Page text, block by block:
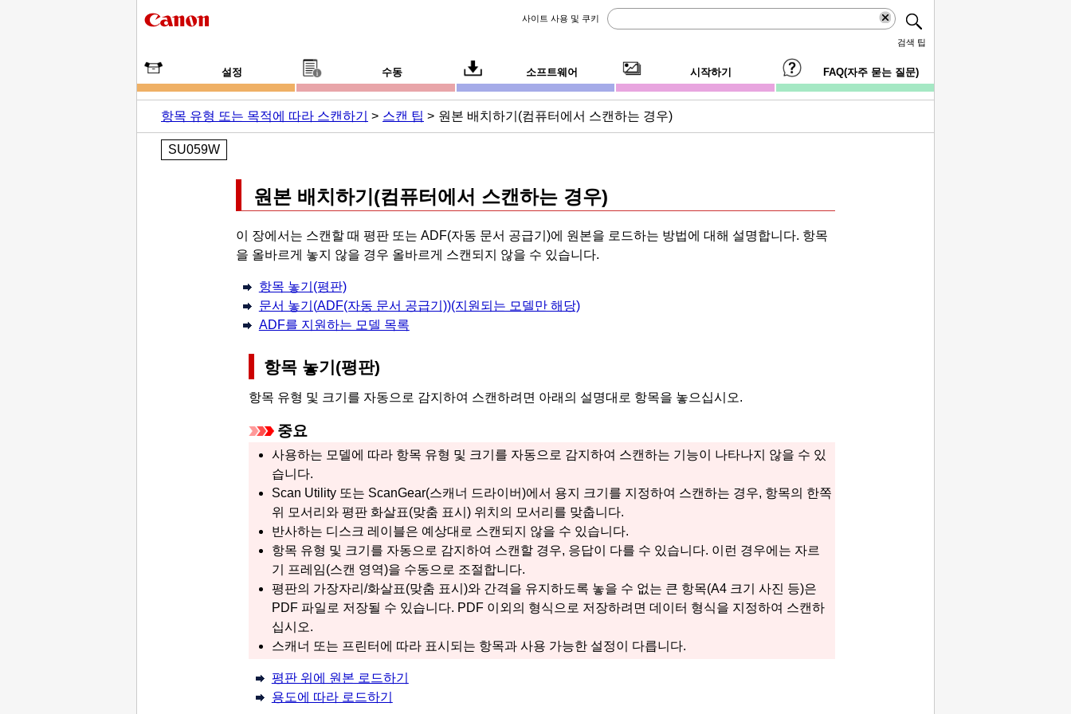
사이트 사용 및 쿠키
검색 팁
설정 수동 소프트웨어 시작하기 FAQ(자주 묻는 질문)
항목 유형 또는 목적에 따라 스캔하기 스캔 팁 원본 배치하기(컴퓨터에서 스캔하는 경우)
SU059W
원본 배치하기(컴퓨터에서 스캔하는 경우)
이 장에서는 스캔할 때 평판 또는 ADF(자동 문서 공급기)에 원본을 로드하는 방법에 대해 설명합니다. 항목
을 올바르게 놓지 않을 경우 올바르게 스캔되지 않을 수 있습니다.
항목 놓기(평판)
문서 놓기(ADF(자동 문서 공급기))(지원되는 모델만 해당)
ADF를 지원하는 모델 목록
항목 놓기(평판)
항목 유형 및 크기를 자동으로 감지하여 스캔하려면 아래의 설명대로 항목을 놓으십시오.
중요
사용하는 모델에 따라 항목 유형 및 크기를 자동으로 감지하여 스캔하는 기능이 나타나지 않을 수 있
습니다.
Scan Utility또는 ScanGear(스캐너 드라이버)에서 용지 크기를 지정하여 스캔하는 경우, 항목의 한쪽
위 모서리와 평판 화살표(맞춤 표시 ) 위치의 모서리를 맞춥니다.
반사하는 디스크 레이블은 예상대로 스캔되지 않을 수 있습니다.
항목 유형 및 크기를 자동으로 감지하여 스캔할 경우, 응답이 다를 수 있습니다. 이런 경우에는 자르
기 프레임(스캔 영역)을 수동으로 조절합니다.
평판의 가장자리/화살표(맞춤 표시 )와 간격을 유지하도록 놓을 수 없는 큰 항목(A4 크기 사진 등)은
PDF파일로 저장될 수 있습니다. PDF이외의 형식으로 저장하려면 데이터 형식을 지정하여 스캔하
십시오.
스캐너 또는 프린터 에 따라 표시되는 항목과 사용 가능한 설정이 다릅니다.
평판 위에 원본 로드하기
용도에 따라 로드하기